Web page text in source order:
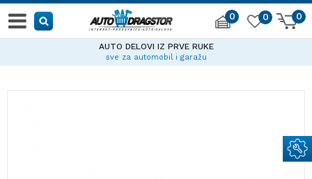
0 0
0
AUTO DELOVI IZ PRVE RUKE
sve za automobil i garažu